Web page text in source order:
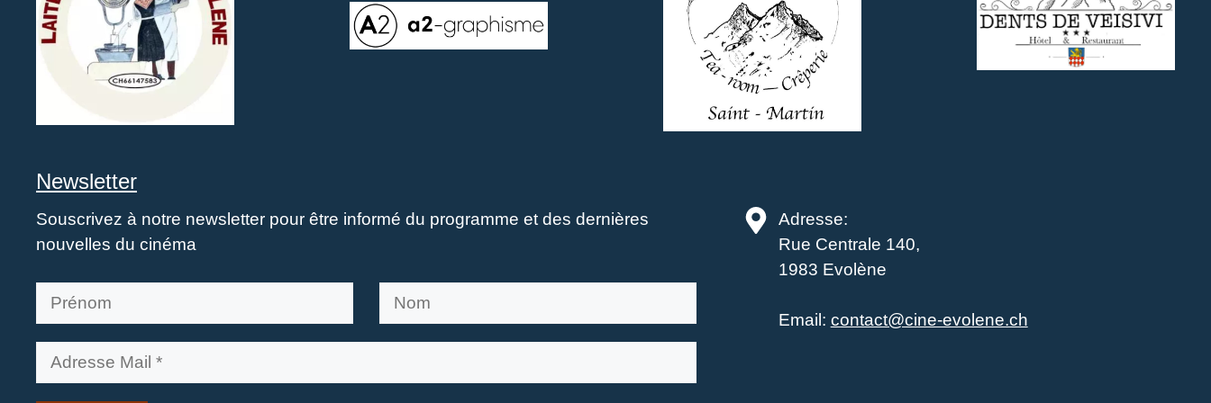
Newsletter
Souscrivez à notre newsletter pour être informé du programme et des dernières
nouvelles du cinéma
Adresse:
Rue Centrale 140,
1983 Evolène
Email: contact@cine-evolene.ch